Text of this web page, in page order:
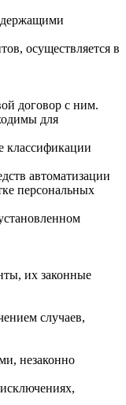
осуществляется в
договор с ним.
для
классификации
автоматизации
персональных
их законные
случаев,
незаконно